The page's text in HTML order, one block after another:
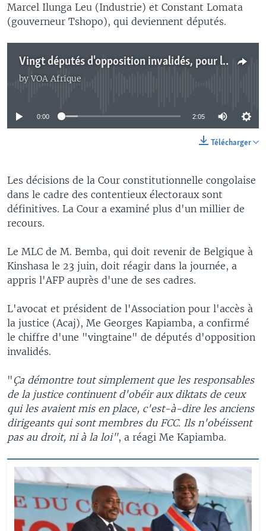
Marcel Ilunga Leu (Industrie) et Constant Lomata
(gouverneur Tshopo), qui deviennent députés.
Vingt députés d'opposition invalidés, pour la plupart au bénéfice de la majorité
byVOA Afrique
No media source currently available
0:00 2:05
Télécharger
Les décisions de la Cour constitutionnelle congolaise
dans le cadre des contentieux électoraux sont
définitives. La Cour a examiné plus d'un millier de
recours.
Le MLC de M. Bemba, qui doit revenir de Belgique à
Kinshasa le 23 juin, doit réagir dans la journée, a
appris l'AFP auprès d'une de ses cadres.
L'avocat et président de l'Association pour l'accès à
la justice (Acaj), Me Georges Kapiamba, a confirmé
le chiffre d'une "vingtaine" de députés d'opposition
invalidés.
"Ça démontre tout simplement que les responsables
de la justice continuent d'obéir aux diktats de ceux
qui les avaient mis en place, c'est-à-dire les anciens
dirigeants qui sont membres du FCC. Ils n'obéissent
pas au droit, ni à la loi", a réagi Me Kapiamba.